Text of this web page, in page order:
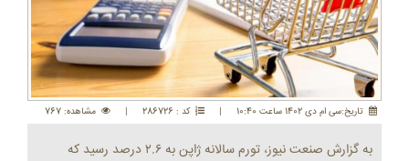
تاريخ:سی ام دی 1402 ساعت 10:40 | کد : 286726 | مشاهده: 767
به گزارش صنعت نیوز، تورم سالانه ژاپن به ۲.۶ درصد رسید که